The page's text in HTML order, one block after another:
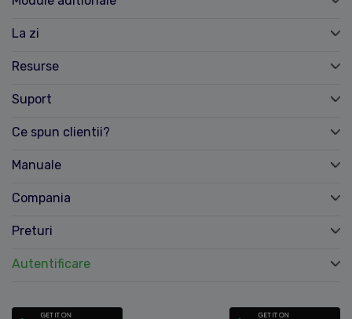
La zi
Resurse
Suport
Ce spun clientii?
Manuale
Compania
Preturi
Autentificare